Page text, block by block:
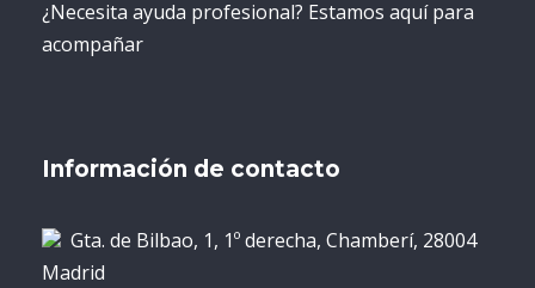
¿Necesita ayuda profesional? Estamos aquí para
acompañar
Información de contacto
Gta. de Bilbao, 1, 1º derecha, Chamberí, 28004
Madrid